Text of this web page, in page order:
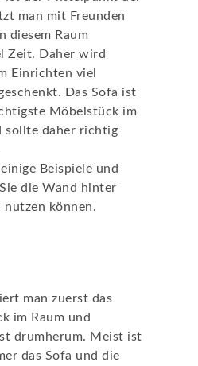
man mit Freunden
diesem Raum
Zeit. Daher wird
Einrichten viel
Das Sofa ist
Möbelstück im
sollte daher richtig
Beispiele und
die Wand hinter
nutzen können.
man zuerst das
im Raum und
drumherum. Meist ist
das Sofa und die